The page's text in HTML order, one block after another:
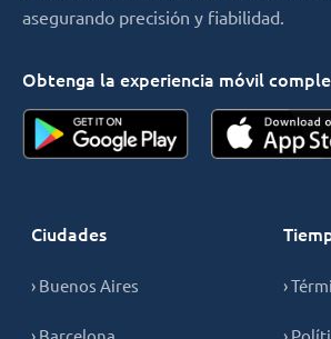
asegurando precisión y fiabilidad.
Obtenga la experiencia móvil
Ciudades
› Buenos Aires ›